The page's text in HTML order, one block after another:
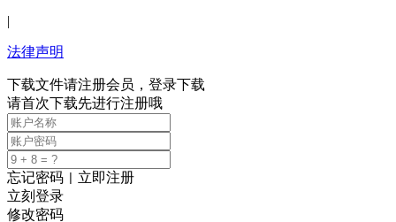
|
法律声明
下载文件请注册会员，登录下载
请首次下载先进行注册哦
忘记密码
立即注册
立刻登录
修改密码